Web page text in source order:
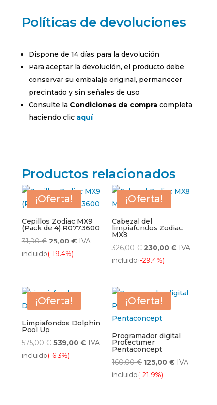
Políticas de devoluciones
Dispone de 14 días para la devolución
Para aceptar la devolución, el producto debe
conservar su embalaje original, permanecer
precintado y sin señales de uso
Consulte la Condiciones de compracompleta
haciendo clic aquí
Productos relacionados
¡Oferta!
Cepillos Zodiac MX9
(Pack de 4) R0773600
31,00€ El
precio
31,00 €.
25,00 €El
25,00 €.
IVA
incluido(-19.4%)
¡Oferta!
Cabezal del
limpiafondos Zodiac
MX8
326,00€ El
precio
326,00 €.
230,00€ El
230,00 €.
IVA
incluido(-29.4%)
¡Oferta!
Limpiafondos Dolphin
Pool Up
575,00€ El
precio
539,00 €ElIVA
incluido(-6.3%)
¡Oferta!
Programador digital
Protectimer
Pentaconcept
160,00€ El
precio
125,00€ El
IVA
incluido(-21.9%)